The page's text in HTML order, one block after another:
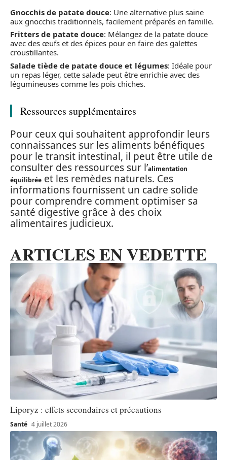
Gnocchis de patate douce: Une alternative plus saine
aux gnocchis traditionnels, facilement préparés en famille.
Fritters de patate douce: Mélangez de la patate douce
avec des œufs et des épices pour en faire des galettes
croustillantes.
Salade tiède de patate douce et légumes: Idéale pour
un repas léger, cette salade peut être enrichie avec des
légumineuses comme les pois chiches.
Ressources supplémentaires
Pour ceux qui souhaitent approfondir leurs
connaissances sur les aliments bénéfiques
pour le transit intestinal, il peut être utile de
consulter des ressources sur l’alimentation
équilibrée et les remèdes naturels. Ces
informations fournissent un cadre solide
pour comprendre comment optimiser sa
santé digestive grâce à des choix
alimentaires judicieux.
ARTICLES EN VEDETTE
Liporyz : effets secondaires et précautions
Santé 4 juillet 2026